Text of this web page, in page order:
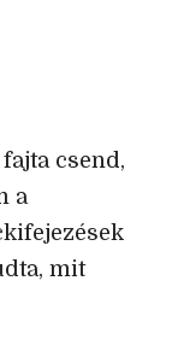
csend,
a
mit